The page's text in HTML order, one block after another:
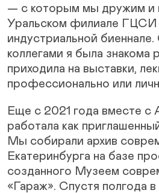
— с которым мы дружим и
Уральском филиале ГЦСИ
индустриальной
коллегами я была знакома
приходила на выставки,
профессионально или
Еще с 2021 года вместе с
работала как
Мы собирали архив
Екатеринбурга на базе
созданного Музеем
«Гараж». Спустя полгода